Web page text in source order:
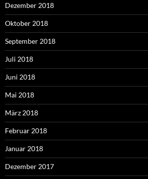
Dezember 2018
Oktober 2018
September 2018
Juli 2018
Juni 2018
Mai 2018
März 2018
Februar 2018
Januar 2018
Dezember 2017